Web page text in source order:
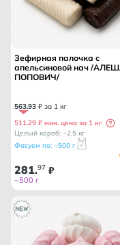
Зефирная палочка с
апельсиновой нач /
ПОПОВИЧ/
563.93 ₽ за 1 кг
511.29 ₽ мин. цена за 1 кг
Целый короб: ~2.5 кг
Фасуем по: ~500 г
281.97 ₽
~500 г